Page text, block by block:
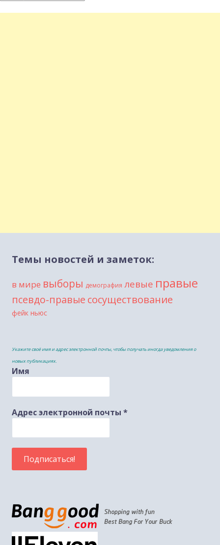
Темы новостей и заметок:
в мире выборы демография левые правые
псевдо-правые сосуществование
фейк ньюс
Укажите своё имя и адрес электронной почты, чтобы получать иногда уведомления о
новых публикациях.
Имя
Адрес электронной почты *